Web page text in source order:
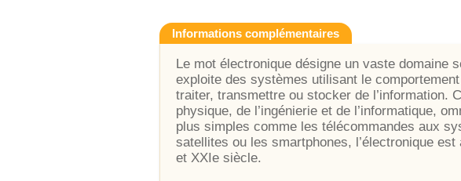
Informations complémentaires
Le mot électronique désigne un vaste domaine
exploite des systèmes utilisant le
traiter, transmettre ou stocker de l’information.
physique, de l’ingénierie et de l’informatique,
plus simples comme les télécommandes aux
satellites ou les smartphones, l’électronique
et XXIe siècle.